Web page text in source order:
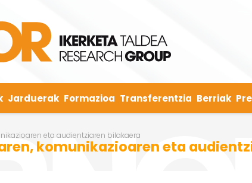
Jarduerak Formazioa Transferentzia Berriak
eta audientziaren bilakaera
komunikazioaren eta